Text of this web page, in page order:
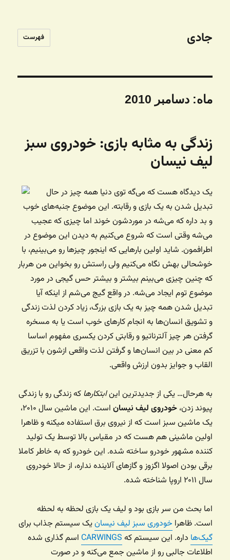
جادی فهرست
ماه:دسامبر 2010
زندگی به مثابه بازی: خودروی سبز
لیف نیسان
یک دیدگاه هست که می‌گه توی دنیا همه چیز در حال
تبدیل شدن به یک بازی و رقابته. این موضوع جنبه‌های خوب
و بد داره که می‌شه در موردشون خوند اما چیزی که عجیب
می‌شه وقتی است که شروع می‌کنیم به دیدن این موضوع در
اطرافمون. شاید اولین بارهایی که اینجور چیزها رو می‌بینیم، با
خوشحالی بهش نگاه می‌کنیم ولی راستش رو بخواین من هربار
که چنین چیزی می‌بینم بیشتر و بیشتر حس گیجی در مورد
موضوع توم ایجاد می‌شه. در واقع گیج می‌شم از اینکه آیا
تبدیل شدن همه چیز به یک بازی بزرگ، زیاد کردن لذت زندگی
و تشویق انسان‌ها به انجام کارهای خوب است یا به مسخره
گرفتن هر چیز آلترناتیو و رقابتی کردن یکسری مفهوم اساسا
کم معنی در بین انسان‌ها و گرفتن لذت واقعی ازشون با تزریق
القاب و جوایز بدون ارزش واقعی.
به هرحال… یکی از جدیدترین اینابتکارها که زندگی رو با زندگی
پیوند زدن،خودروی لیف نیسان
است. این ماشین سال ۲۰۱۰،
یک ماشین سبز است که از نیروی برق استفاده میکنه و ظاهرا
اولین ماشینی هم هست که در مقیاس بالا توسط یک تولید
کننده مشهور خودرو ساخته شده. این خودرو که به خاطر کاملا
برقی بودن اصولا اگزوز و گازهای آلاینده نداره، از حالا خودروی
سال ۲۰۱۱ اروپا شناخته شده.
اما بحث من سر بازی بود و لیف یک بازی لحظه به لحظه
است. ظاهرا خودوری سبز لیف نیسانیک سیستم جذاب برای
گیک‌ها داره. این سیستم که CARWINGS اسم گذاری شده
اطلاعات جالبی رو از ماشین جمع می‌کنه و در صورت